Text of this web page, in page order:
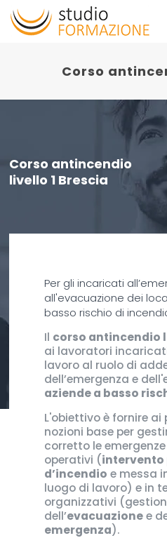
Corso
Corso antincendio
livello 1 Brescia
Per gli incaricati
all'evacuazione dei
basso rischio di
Il corso antincendio
ai lavoratori
lavoro al ruolo di
dell’emergenza e
aziende a basso
L'obiettivo è fornire
nozioni base per
corretto le
operativi (intervento
d’incendio e messa
luogo di lavoro) e in
organizzativi
dell’evacuazionee
emergenza).